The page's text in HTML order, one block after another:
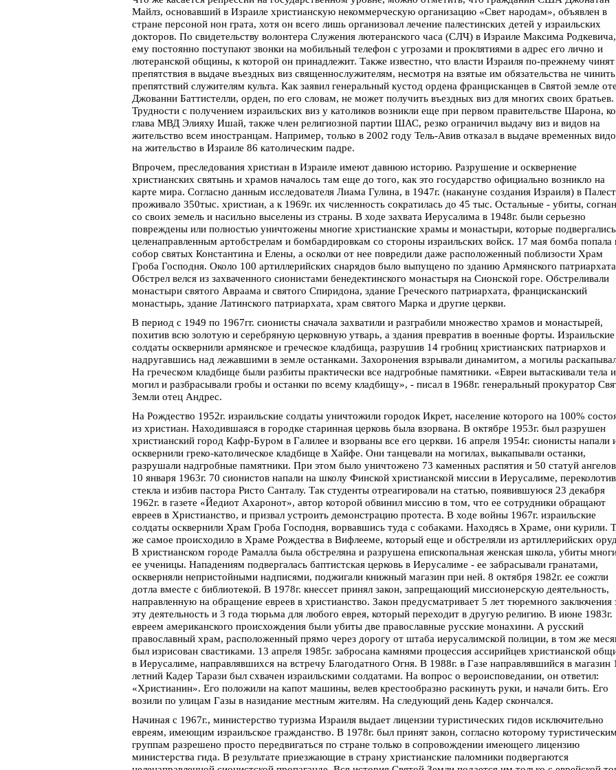
Майлз, основавший в Израиле христианскую некоммерческую организацию «Свет народам», объявлен в
стране персоной нон грата, хотя он всего лишь организовал лечение палестинских детей у израильских
докторов. По свидетельству волонтера Служения лютеранского часа (СЛЧ) в Израиле Максима Родкевича,
ему постоянно поступают звонки на мобильный телефон с угрозами и проклятиями в адрес его лично и
лютеранской общины, к которой он принадлежит. Также известно, что власти Израиля по-прежнему чинят
препятствия в выдаче въездных виз священнослужителям, несмотря на взятые им обязательства не чинить
препятствий служителям культа. Как заявил генеральный кустод ордена францисканцев в Святой земле
Джованни Баттистелли, орден, по его словам, не может получить въездных виз для многих своих братьев.
Трудности с получением израильских виз у католиков возникли еще при первом правительстве Шарона,
глава МВД Элияху Ишай, также член религиозной партии ШАС, резко ограничил выдачу виз и видов на
жительство всем иностранцам. Например, только в 2002 году Тель-Авив отказал в выдаче временных
на жительство в Израиле 86 католическим падре.
Впрочем, преследования христиан в Израиле имеют давнюю историю. Разрушение и осквернение
христианских святынь и храмов началось там еще до того, как это государство официально возникло на
карте мира. Согласно данным исследователя Лиама Гулина, в 1947г. (накануне создания Израиля) в
проживало 350тыс. христиан, а к 1969г. их численность сократилась до 45 тыс. Остальные - убиты,
со своих земель и насильно выселены из страны. В ходе захвата Иерусалима в 1948г. были серьезно
повреждены или полностью уничтожены многие христианские храмы и монастыри, которые подвергались
целенаправленным артобстрелам и бомбардировкам со стороны израильских войск. 17 мая бомба попала
собор святых Константина и Елены, а осколки от нее повредили даже расположенный поблизости Храм
Гроба Господня. Около 100 артиллерийских снарядов было выпущено по зданию Армянского
Обстрел велся из захваченного сионистами бенедектинского монастыря на Сионской горе. Обстреливали
монастыри святого Авраама и святого Спиридона, здание Греческого патриархата, францисканский
монастырь, здание Латинского патриархата, храм святого Марка и другие церкви.
В период с 1949 по 1967гг. сионисты сначала захватили и разграбили множество храмов и монастырей,
похитив всю золотую и серебряную церковную утварь, а здания превратив в военные форты. Израильские
солдаты осквернили армянское и греческое кладбища, разрушив 14 гробниц христианских патриархов и
надругавшись над лежавшими в земле останками. Захоронения взрывали динамитом, а могилы
На греческом кладбище были разбиты практически все надгробные памятники. «Евреи вытаскивали тела
могил и разбрасывали гробы и останки по всему кладбищу», - писал в 1968г. генеральный прокуратор
Земли отец Андрес.
На Рождество 1952г. израильские солдаты уничтожили городок Икрет, население которого на 100%
из христиан. Находившаяся в городке старинная церковь была взорвана. В октябре 1953г. был разрушен
христианский город Кафр-Буром в Галилее и взорваны все его церкви. 16 апреля 1954г. сионисты напали
осквернили греко-католическое кладбище в Хайфе. Они танцевали на могилах, выкапывали останки,
разрушали надгробные памятники. При этом было уничтожено 73 каменных распятия и 50 статуй
10 января 1963г. 70 сионистов напали на школу Финской христианской миссии в Иерусалиме, переколотив
стекла и избив пастора Ристо Санталу. Так студенты отреагировали на статью, появившуюся 23 декабря
1962г. в газете «Йедиот Ахаронот», автор которой обвинил миссию в том, что ее сотрудники обращают
евреев в Христианство, и призвал устроить демонстрацию протеста. В ходе войны 1967г. израильские
солдаты осквернили Храм Гроба Господня, ворвавшись туда с собаками. Находясь в Храме, они курили.
же самое происходило в Храме Рождества в Вифлееме, который еще и обстреляли из артиллерийских
В христианском городе Рамалла была обстреляна и разрушена епископальная женская школа, убиты
ее ученицы. Нападениям подвергалась баптистская церковь в Иерусалиме - ее забрасывали гранатами,
оскверняли непристойными надписями, поджигали книжный магазин при ней. 8 октября 1982г. ее сожгли
дотла вместе с библиотекой. В 1978г. кнессет принял закон, запрещающий миссионерскую деятельность,
направленную на обращение евреев в христианство. Закон предусматривает 5 лет тюремного заключения
эту деятельность и 3 года тюрьма для любого еврея, который переходит в другую религию. В июне 1983г.
евреем американского происхождения были убиты две православные русские монахини. А русский
православный храм, расположенный прямо через дорогу от штаба иерусалимской полиции, в том же
был изрисован свастиками. 13 апреля 1985г. забросана камнями процессия ассирийцев христианской
в Иерусалиме, направлявшихся на встречу Благодатного Огня. В 1988г. в Газе направлявшийся в магазин
летний Кадер Тарази был схвачен израильскими солдатами. На вопрос о вероисповедании, он ответил:
«Христианин». Его положили на капот машины, велев крестообразно раскинуть руки, и начали бить. Его
возили по улицам Газы в назидание местным жителям. На следующий день Кадер скончался.
Начиная с 1967г., министерство туризма Израиля выдает лицензии туристических гидов исключительно
евреям, имеющим израильское гражданство. В 1978г. был принят закон, согласно которому туристическим
группам разрешено просто передвигаться по стране только в сопровождении имеющего лицензию
министерства гида. В результате приезжающие в страну христианские паломники подвергаются